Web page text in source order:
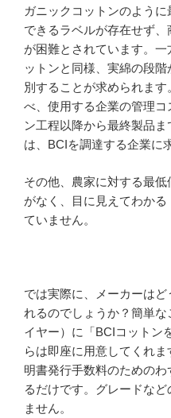
ガニックコットンのよう
できるラベルが存在せず
が困難とされています。
ットンと同様、実綿の段
別することが求められま
べ、使用する企業の管理
ン工程以降から最終製品
は、BCIを調達する企業に
その他、農家に対する最
がなく、目に見えてわかる
ていません。
では実際に、メーカーは
れるのでしょうか？簡単
イヤー）に「BCIコットン
らは即座に用意してくれ
明書発行手数料のための
るだけです。グレードな
ません。